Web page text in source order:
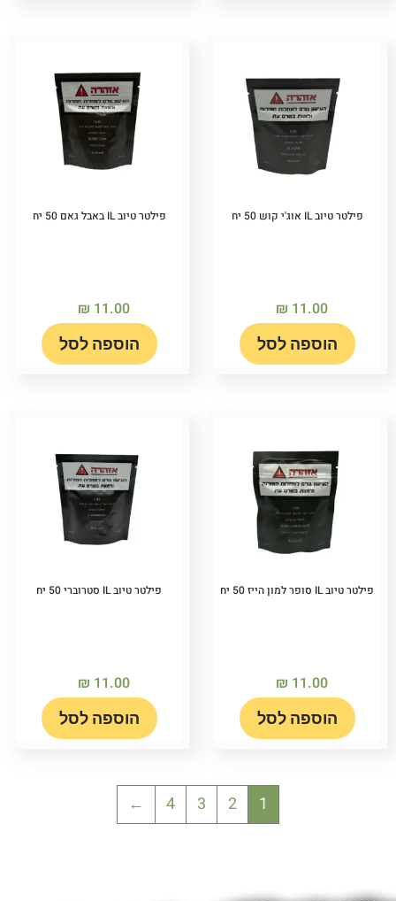
פילטר טיוב IL אוג'י קוש 50 יח
₪ 11.00
הוספה לסל
פילטר טיוב IL באבל גאם 50 יח
₪ 11.00
הוספה לסל
פילטר טיוב IL סופר למון הייז 50 יח
₪ 11.00
הוספה לסל
פילטר טיוב IL סטרוברי 50 יח
₪ 11.00
הוספה לסל
1
2
3
4
←